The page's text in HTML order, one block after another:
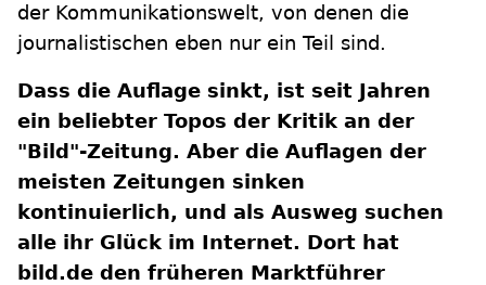
der Kommunikationswelt, von denen die
journalistischen eben nur ein Teil sind.
Dass die Auflage sinkt, ist seit Jahren
ein beliebter Topos der Kritik an der
"Bild"-Zeitung. Aber die Auflagen der
meisten Zeitungen sinken
kontinuierlich, und als Ausweg suchen
alle ihr Glück im Internet. Dort hat
bild.de den früheren Marktführer